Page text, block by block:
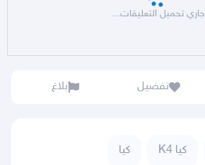
جاري تحميل التعليقات...
تفضيل بلاغ
كيا K4 كيا